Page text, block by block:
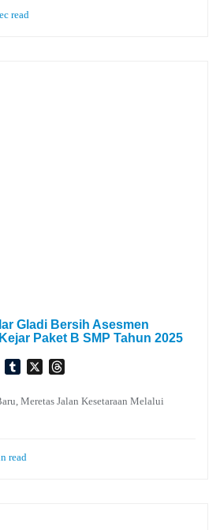
read
Gladi Bersih Asesmen
Paket B SMP Tahun 2025
LinkedInTumblr
X
Meretas Jalan Kesetaraan Melalui
read